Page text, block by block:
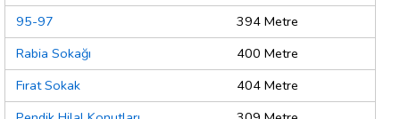
95-97
394 Metre
Rabia Sokağı
400 Metre
Fırat Sokak
404 Metre